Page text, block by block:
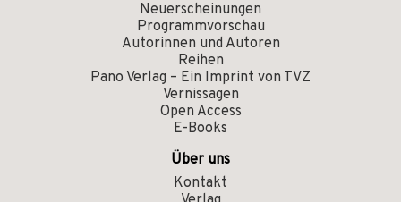
Neuerscheinungen
Programmvorschau
Autorinnen und Autoren
Reihen
Pano Verlag – Ein Imprint von TVZ
Vernissagen
Open Access
E-Books
Über uns
Kontakt